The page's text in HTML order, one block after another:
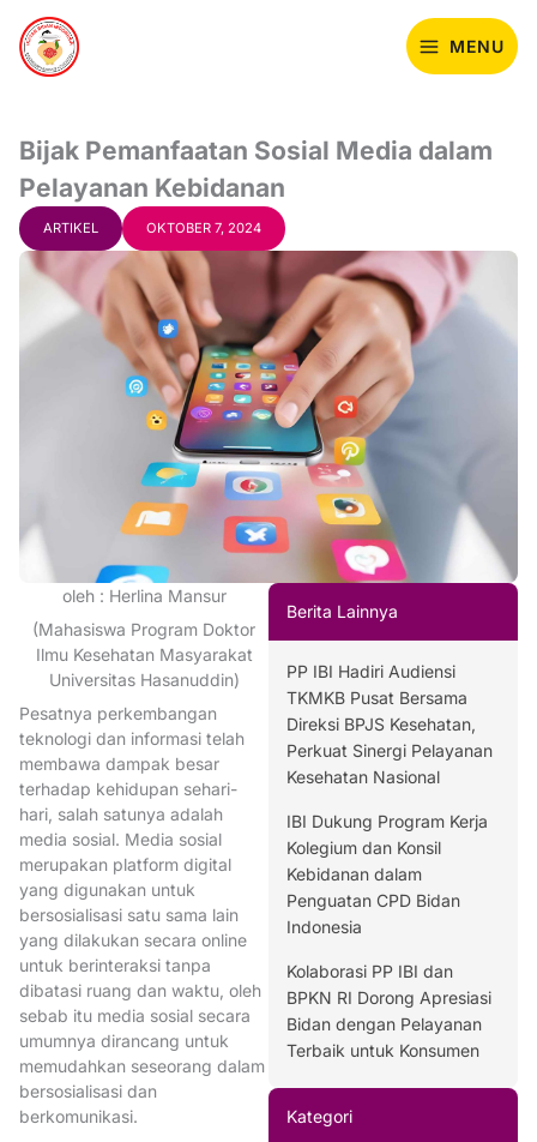
konten
MENU
Bijak Pemanfaatan Sosial Media dalam
Pelayanan Kebidanan
ARTIKEL OKTOBER 7, 2024
oleh : Herlina Mansur
(Mahasiswa Program Doktor
Ilmu Kesehatan Masyarakat
Universitas Hasanuddin)
Pesatnya perkembangan
teknologi dan informasi telah
membawa dampak besar
terhadap kehidupan sehari-
hari, salah satunya adalah
media sosial. Media sosial
merupakan platform digital
yang digunakan untuk
bersosialisasi satu sama lain
yang dilakukan secara online
untuk berinteraksi tanpa
dibatasi ruang dan waktu, oleh
sebab itu media sosial secara
umumnya dirancang untuk
memudahkan seseorang dalam
bersosialisasi dan
berkomunikasi.
Berita Lainnya
PP IBI Hadiri Audiensi
TKMKB Pusat Bersama
Direksi BPJS Kesehatan,
Perkuat Sinergi Pelayanan
Kesehatan Nasional
IBI Dukung Program Kerja
Kolegium dan Konsil
Kebidanan dalam
Penguatan CPD Bidan
Indonesia
Kolaborasi PP IBI dan
BPKN RI Dorong Apresiasi
Bidan dengan Pelayanan
Terbaik untuk Konsumen
Kategori